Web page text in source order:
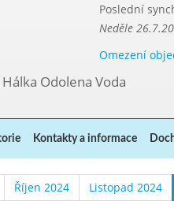
Poslední
Neděle
Omezení
Odolena Voda
Kontakty a informace
Říjen 2024 Listopad 2024